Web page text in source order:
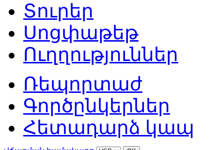
Տուրեր
Սոցփաթեթ
Ուղղություններ
Ռեպորտաժ
Գործընկերներ
Հետադարձ կապ